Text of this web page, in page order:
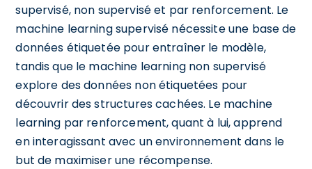
supervisé, non supervisé et par renforcement. Le
machine learning supervisé nécessite une base de
données étiquetée pour entraîner le modèle,
tandis que le machine learning non supervisé
explore des données non étiquetées pour
découvrir des structures cachées. Le machine
learning par renforcement, quant à lui, apprend
en interagissant avec un environnement dans le
but de maximiser une récompense.